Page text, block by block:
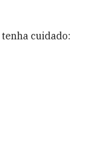
cuidado: